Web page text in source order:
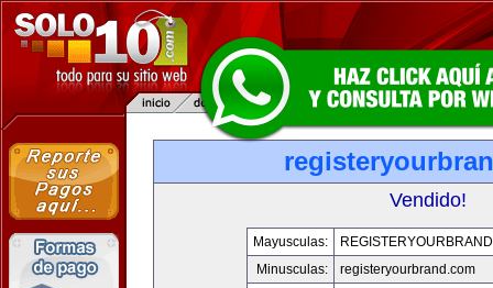
Vendido!
Mayusculas:
Minusculas:
registeryourbrand.com